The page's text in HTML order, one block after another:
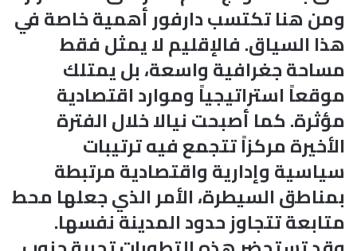
ومن هنا تكتسب دارفور أهمية خاصة في
هذا السياق. فالإقليم لا يمثل فقط
مساحة جغرافية واسعة، بل يمتلك
موقعاً استراتيجياً وموارد اقتصادية
مؤثرة. كما أصبحت نيالا خلال الفترة
الأخيرة مركزاً تتجمع فيه ترتيبات
سياسية وإدارية واقتصادية مرتبطة
بمناطق السيطرة، الأمر الذي جعلها محط
متابعة تتجاوز حدود المدينة نفسها.